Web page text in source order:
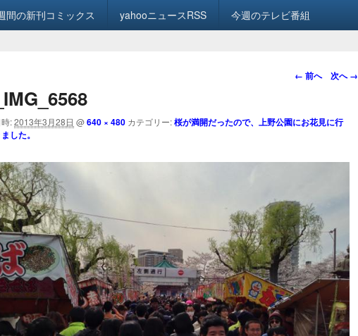
間の新刊コミックス yahooニュースRSS 今週のテレビ番組
画
ビ
シ
← 前へ 次へ →
:2013年3月28日 @640 × 480 カテゴリー:桜が満開だったので、上野公園にお花見に行
した。